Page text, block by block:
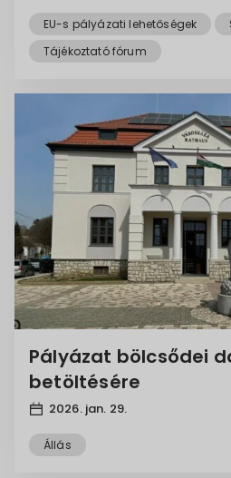
EU-s pályázati lehetőségek
Tájékoztató fórum
Pályázat bölcsődei
betöltésére
2026. jan. 29.
Állás